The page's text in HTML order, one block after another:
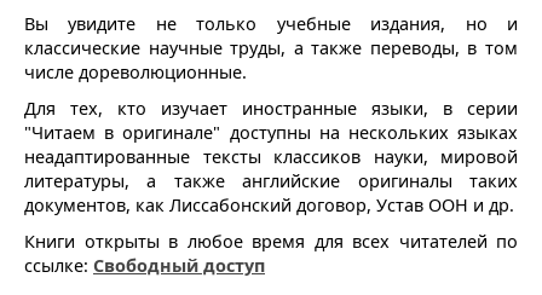
Вы увидите не только учебные издания, но и
классические научные труды, а также переводы, в том
числе дореволюционные.
Для тех, кто изучает иностранные языки, в серии
"Читаем в оригинале" доступны на нескольких языках
неадаптированные тексты классиков науки, мировой
литературы, а также английские оригиналы таких
документов, как Лиссабонский договор, Устав ООН и др.
Книги открыты в любое время для всех читателей по
ссылке: Свободный доступ